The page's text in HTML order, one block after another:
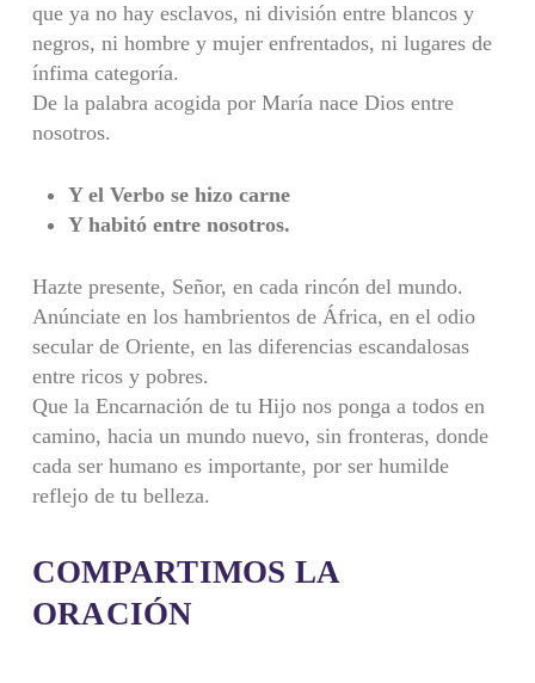
que ya no hay esclavos, ni división entre blancos y
negros, ni hombre y mujer enfrentados, ni lugares de
ínfima categoría.
De la palabra acogida por María nace Dios entre
nosotros.
Y el Verbo se hizo carne
Y habitó entre nosotros.
Hazte presente, Señor, en cada rincón del mundo.
Anúnciate en los hambrientos de África, en el odio
secular de Oriente, en las diferencias escandalosas
entre ricos y pobres.
Que la Encarnación de tu Hijo nos ponga a todos en
camino, hacia un mundo nuevo, sin fronteras, donde
cada ser humano es importante, por ser humilde
reflejo de tu belleza.
COMPARTIMOS LA
ORACIÓN